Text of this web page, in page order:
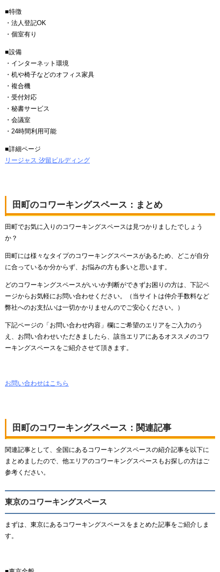
■特徴
・法人登記OK
・個室有り
■設備
・インターネット環境
・机や椅子などのオフィス家具
・複合機
・受付対応
・秘書サービス
・会議室
・24時間利用可能
■詳細ページ
リージャス 汐留ビルディング
田町のコワーキングスペース：まとめ
田町でお気に入りのコワーキングスペースは見つかりましたでしょう
か？
田町には様々なタイプのコワーキングスペースがあるため、どこが自分
に合っているか分からず、お悩みの方も多いと思います。
どのコワーキングスペースがいいか判断ができずお困りの方は、下記ペ
ージからお気軽にお問い合わせください。（当サイトは仲介手数料など
弊社へのお支払いは一切かかりませんのでご安心ください。）
下記ページの「お問い合わせ内容」欄にご希望のエリアをご入力のう
え、お問い合わせいただきましたら、該当エリアにあるオススメのコワ
ーキングスペースをご紹介させて頂きます。
お問い合わせはこちら
田町のコワーキングスペース：関連記事
関連記事として、全国にあるコワーキングスペースの紹介記事を以下に
まとめましたので、他エリアのコワーキングスペースもお探しの方はご
参考ください。
東京のコワーキングスペース
まずは、東京にあるコワーキングスペースをまとめた記事をご紹介しま
す。